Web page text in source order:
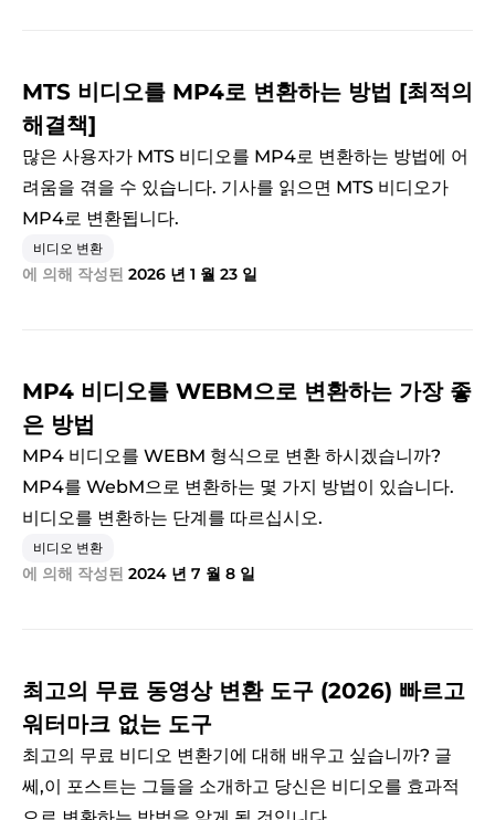
MTS 비디오를 MP4로 변환하는 방법 [최적의
해결책]
많은 사용자가 MTS 비디오를 MP4로 변환하는 방법에 어
려움을 겪을 수 있습니다. 기사를 읽으면 MTS 비디오가
MP4로 변환됩니다.
비디오 변환
에 의해 작성된 2026 년 1 월 23 일
MP4 비디오를 WEBM으로 변환하는 가장 좋
은 방법
MP4 비디오를 WEBM 형식으로 변환 하시겠습니까?
MP4를 WebM으로 변환하는 몇 가지 방법이 있습니다.
비디오를 변환하는 단계를 따르십시오.
비디오 변환
에 의해 작성된 2024 년 7 월 8 일
최고의 무료 동영상 변환 도구 (2026) 빠르고
워터마크 없는 도구
최고의 무료 비디오 변환기에 대해 배우고 싶습니까? 글
쎄,이 포스트는 그들을 소개하고 당신은 비디오를 효과적